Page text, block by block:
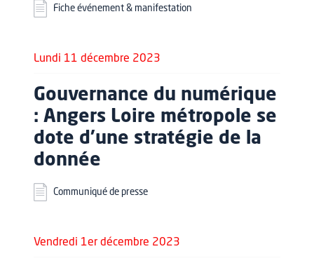
Fiche événement & manifestation
Lundi 11 décembre 2023
Gouvernance du numérique
: Angers Loire métropole se
dote d’une stratégie de la
donnée
Communiqué de presse
Vendredi 1er décembre 2023